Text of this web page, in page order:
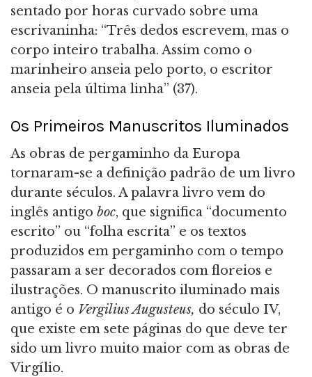
sentado por horas curvado sobre uma
escrivaninha: “Três dedos escrevem, mas o
corpo inteiro trabalha. Assim como o
marinheiro anseia pelo porto, o escritor
anseia pela última linha” (37).
Os Primeiros Manuscritos Iluminados
As obras de pergaminho da Europa
tornaram-se a definição padrão de um livro
durante séculos. A palavra livro vem do
inglês antigo boc, que significa “documento
escrito” ou “folha escrita” e os textos
produzidos em pergaminho com o tempo
passaram a ser decorados com floreios e
ilustrações. O manuscrito iluminado mais
antigo é o Vergilius Augusteus, do século IV,
que existe em sete páginas do que deve ter
sido um livro muito maior com as obras de
Virgílio.